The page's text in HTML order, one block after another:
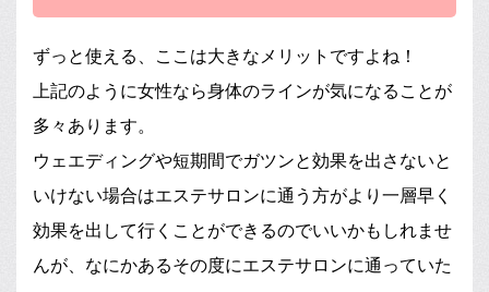
ずっと使える、ここは大きなメリットですよね！
上記のように女性なら身体のラインが気になることが
多々あります。
ウェエディングや短期間でガツンと効果を出さないと
いけない場合はエステサロンに通う方がより一層早く
効果を出して行くことができるのでいいかもしれませ
んが、なにかあるその度にエステサロンに通っていた